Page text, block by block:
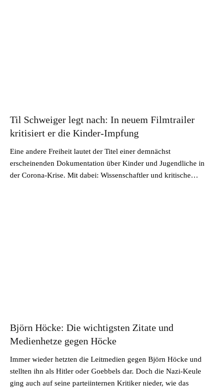
Til Schweiger legt nach: In neuem Filmtrailer
kritisiert er die Kinder-Impfung
Eine andere Freiheit lautet der Titel einer demnächst
erscheinenden Dokumentation über Kinder und Jugendliche in
der Corona-Krise. Mit dabei: Wissenschaftler und kritische…
Björn Höcke: Die wichtigsten Zitate und
Medienhetze gegen Höcke
Immer wieder hetzten die Leitmedien gegen Björn Höcke und
stellten ihn als Hitler oder Goebbels dar. Doch die Nazi-Keule
ging auch auf seine parteiinternen Kritiker nieder, wie das